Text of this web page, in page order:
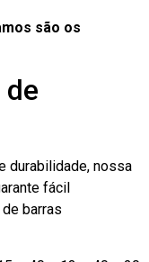
são os
durabilidade, nossa
fácil
barras